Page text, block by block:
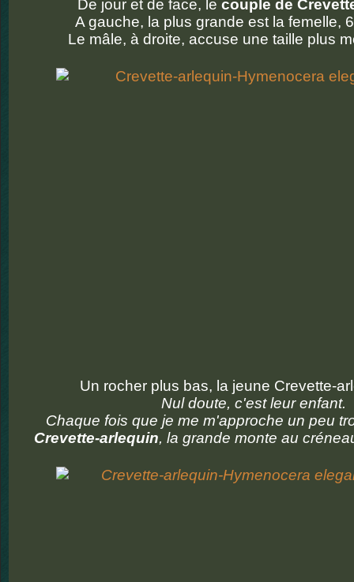
De jour et de face, le couple de
A gauche, la plus grande est la femelle,
Le mâle, à droite, accuse une taille plus
Un rocher plus bas, la jeune Crevette-
Nul doute, c'est leur enfant.
Chaque fois que je me m'approche un peu
Crevette-arlequin, la grande monte au